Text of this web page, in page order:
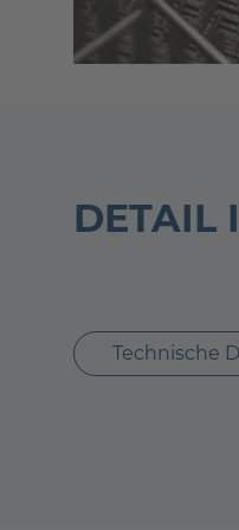
DETAIL
Technische